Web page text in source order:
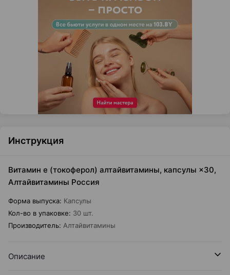
Инструкция
Витамин е (токоферол) алтайвитамины, капсулы ×30,
Алтайвитамины Россия
Форма выпуска: Капсулы
Кол-во в упаковке: 30 шт.
Производитель: Алтайвитамины
Описание